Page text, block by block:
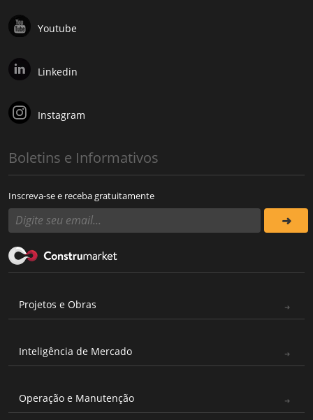
Youtube
Linkedin
Instagram
Boletins e Informativos
Inscreva-se e receba gratuitamente
Projetos e Obras
Inteligência de Mercado
Operação e Manutenção